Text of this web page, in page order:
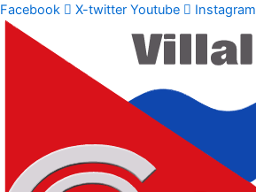
Facebook X-twitter Youtube Instagram